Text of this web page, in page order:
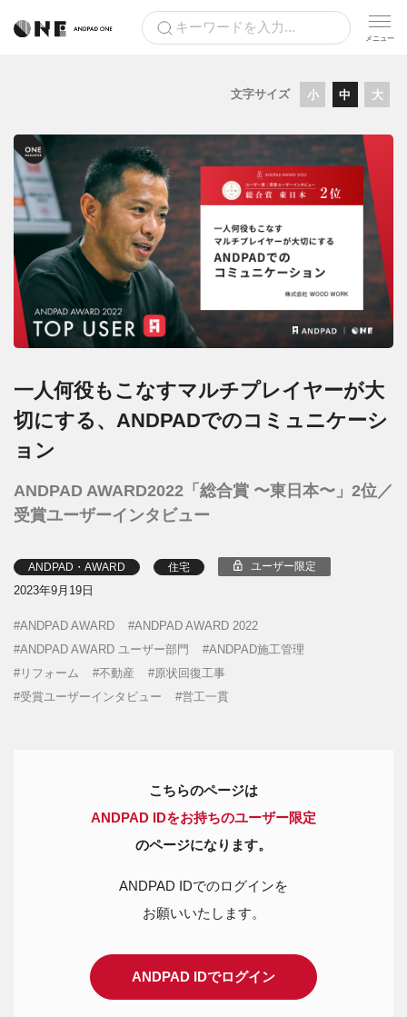
文字サイズ 小 中 大
一人何役もこなすマルチプレイヤーが大
切にする、ANDPADでのコミュニケーシ
ョン
ANDPAD AWARD2022「総合賞 〜東日本〜」2位／
受賞ユーザーインタビュー
ANDPAD・AWARD 住宅 ユーザー限定
2023年9月19日
ANDPAD AWARD
ANDPAD AWARD 2022
ANDPAD AWARD ユーザー部門
ANDPAD施工管理
リフォーム
不動産
原状回復工事
受賞ユーザーインタビュー
営工一貫
こちらのページは
ANDPAD IDをお持ちのユーザー限定
のページになります。
ANDPAD IDでのログインを
お願いいたします。
ANDPAD IDでログイン